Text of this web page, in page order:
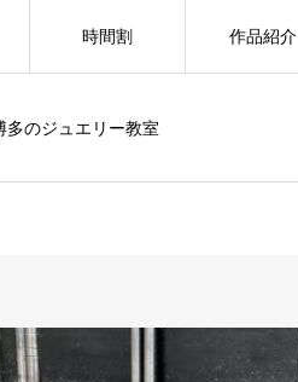
多のジュエリー教室
時間割 作品紹介